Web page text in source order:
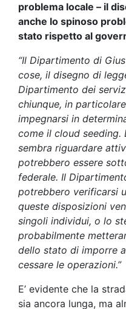
problema locale – il
anche lo spinoso
stato rispetto al
“Il Dipartimento di
cose, il disegno di
Dipartimento dei
chiunque, in
impegnarsi in
come il cloud seeding.
sembra riguardare
potrebbero essere
federale. Il
potrebbero verificarsi
queste disposizioni
singoli individui, o lo
probabilmente
dello stato di imporre
cessare le operazioni.”
E’ evidente che la
sia ancora lunga, ma